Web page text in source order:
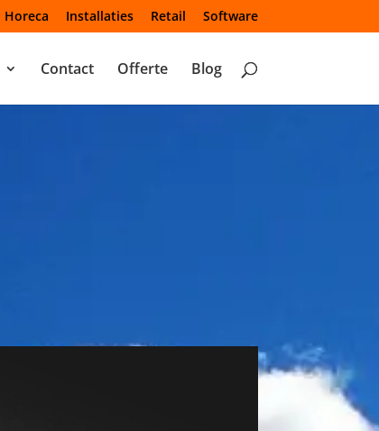
Horeca Installaties Retail Software
Contact Offerte Blog